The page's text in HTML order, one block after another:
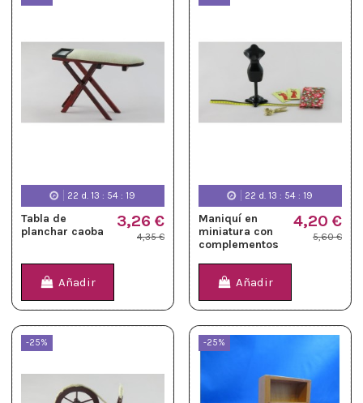
22 d. 13 : 54 : 19
Tabla de
planchar caoba
3,26 €
4,35 €
Añadir
22 d. 13 : 54 : 19
Maniquí en
miniatura con
complementos
4,20 €
5,60 €
Añadir
-25% -25%